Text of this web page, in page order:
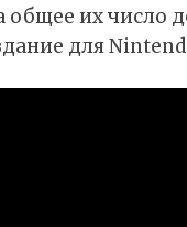
их число
для